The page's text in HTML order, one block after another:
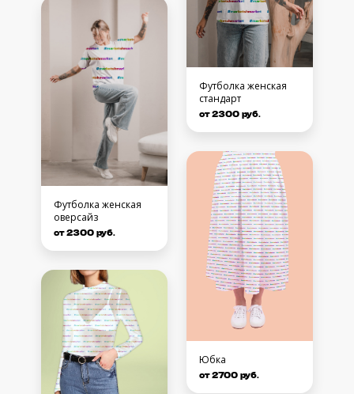
Футболка женская
оверсайз
от 2300 руб.
Футболка женская
стандарт
от 2300 руб.
Юбка
от 2700 руб.